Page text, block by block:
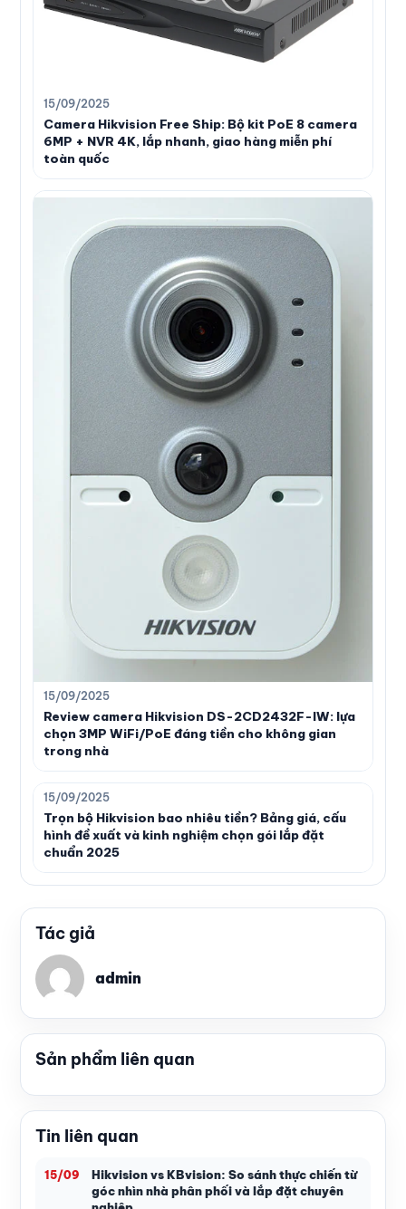
15/09/2025
Camera Hikvision Free Ship: Bộ kit PoE 8 camera
6MP + NVR 4K, lắp nhanh, giao hàng miễn phí
toàn quốc
15/09/2025
Review camera Hikvision DS-2CD2432F-IW: lựa
chọn 3MP WiFi/PoE đáng tiền cho không gian
trong nhà
15/09/2025
Trọn bộ Hikvision bao nhiêu tiền? Bảng giá, cấu
hình đề xuất và kinh nghiệm chọn gói lắp đặt
chuẩn 2025
Tác giả
admin
Sản phẩm liên quan
Tin liên quan
15/09
Hikvision vs KBvision: So sánh thực chiến từ
góc nhìn nhà phân phối và lắp đặt chuyên